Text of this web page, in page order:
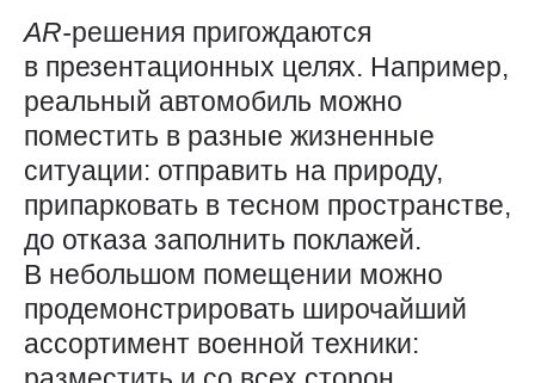
AR-решения пригождаются
в презентационных целях. Например,
реальный автомобиль можно
поместить в разные жизненные
ситуации: отправить на природу,
припарковать в тесном пространстве,
до отказа заполнить поклажей.
В небольшом помещении можно
продемонстрировать широчайший
ассортимент военной техники: